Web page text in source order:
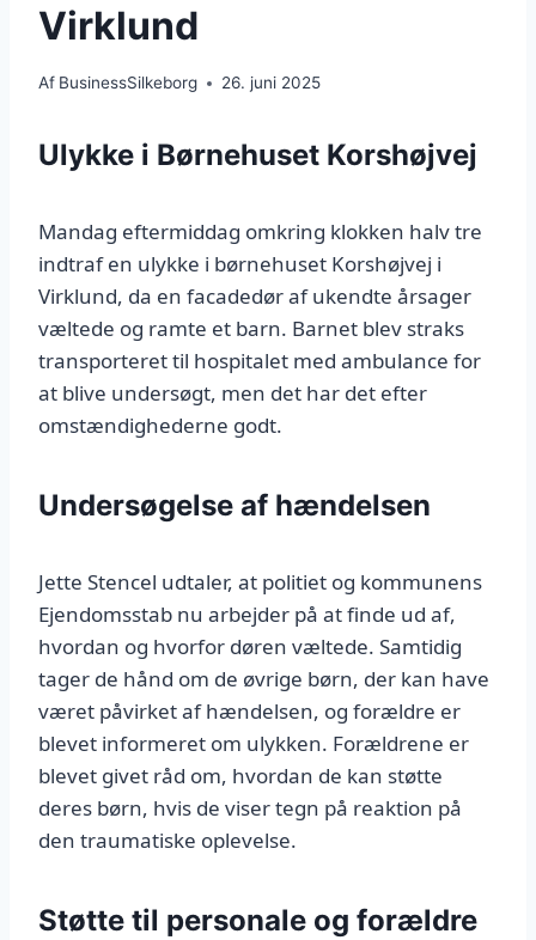
Virklund
Af BusinessSilkeborg 26. juni 2025
Ulykke i Børnehuset Korshøjvej
Mandag eftermiddag omkring klokken halv tre
indtraf en ulykke i børnehuset Korshøjvej i
Virklund, da en facadedør af ukendte årsager
væltede og ramte et barn. Barnet blev straks
transporteret til hospitalet med ambulance for
at blive undersøgt, men det har det efter
omstændighederne godt.
Undersøgelse af hændelsen
Jette Stencel udtaler, at politiet og kommunens
Ejendomsstab nu arbejder på at finde ud af,
hvordan og hvorfor døren væltede. Samtidig
tager de hånd om de øvrige børn, der kan have
været påvirket af hændelsen, og forældre er
blevet informeret om ulykken. Forældrene er
blevet givet råd om, hvordan de kan støtte
deres børn, hvis de viser tegn på reaktion på
den traumatiske oplevelse.
Støtte til personale og forældre